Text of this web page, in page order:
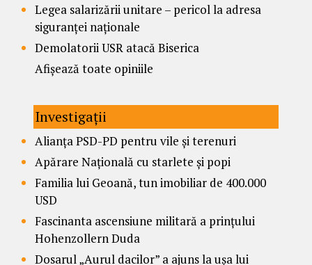
Legea salarizării unitare – pericol la adresa
siguranței naționale
Demolatorii USR atacă Biserica
Afișează toate opiniile
Investigații
Alianța PSD-PD pentru vile și terenuri
Apărare Națională cu starlete și popi
Familia lui Geoană, tun imobiliar de 400.000
USD
Fascinanta ascensiune militară a prințului
Hohenzollern Duda
Dosarul „Aurul dacilor” a ajuns la ușa lui